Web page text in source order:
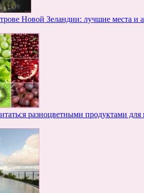
Новой Зеландии: лучшие места и
разноцветными продуктами для